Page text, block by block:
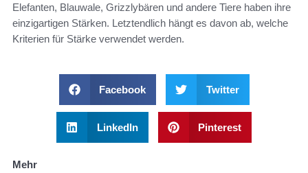
Elefanten, Blauwale, Grizzlybären und andere Tiere haben ihre
einzigartigen Stärken. Letztendlich hängt es davon ab, welche
Kriterien für Stärke verwendet werden.
Facebook Twitter
LinkedIn Pinterest
Mehr